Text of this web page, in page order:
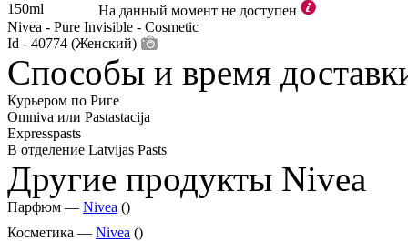
150ml
На данный момент не доступен
Nivea - Pure Invisible - Cosmetic
Id - 40774 (Женский)
Способы и время
Курьером по Риге
Omniva или Pastastacija
Expresspasts
В отделение Latvijas Pasts
Другие продукты Nivea
Парфюм — Nivea ()
Косметика — Nivea ()